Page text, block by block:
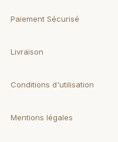
Paiement Sécurisé
Livraison
Conditions d'utilisation
Mentions légales